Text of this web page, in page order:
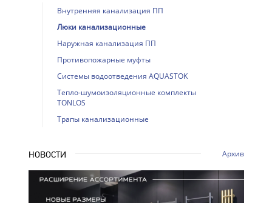
Внутренняя канализация ПП
Люки канализационные
Наружная канализация ПП
Противопожарные муфты
Системы водоотведения AQUASTOK
Тепло-шумоизоляционные комплекты
TONLOS
Трапы канализационные
НОВОСТИ Архив